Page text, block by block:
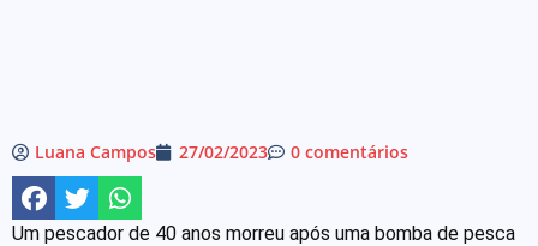
Luana Campos 27/02/2023 0 comentários
Um pescador de 40 anos morreu após uma bomba de pesca